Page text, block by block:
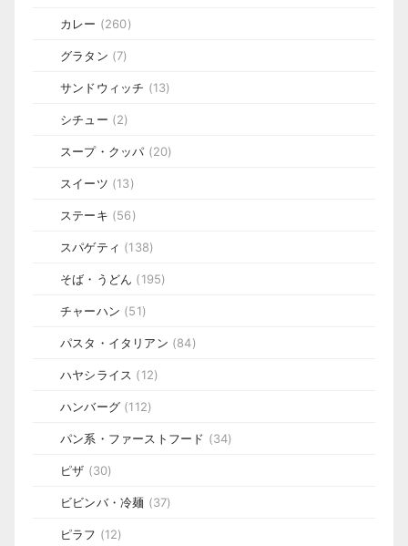
カレー (260)
グラタン (7)
サンドウィッチ (13)
シチュー (2)
スープ・クッパ (20)
スイーツ (13)
ステーキ (56)
スパゲティ (138)
そば・うどん (195)
チャーハン (51)
パスタ・イタリアン (84)
ハヤシライス (12)
ハンバーグ (112)
パン系・ファーストフード (34)
ピザ (30)
ビビンバ・冷麺 (37)
ピラフ (12)